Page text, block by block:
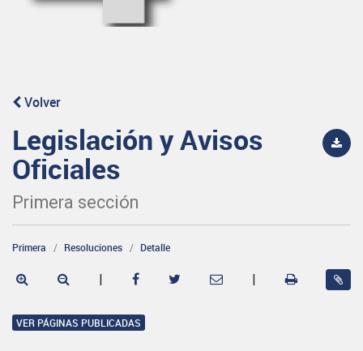
Volver
Legislación y Avisos
Oficiales
Primera sección
Primera Resoluciones Detalle
| |
VER PÁGINAS PUBLICADAS